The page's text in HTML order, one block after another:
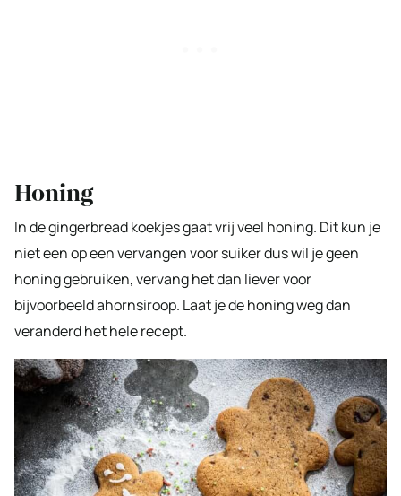
Honing
In de gingerbread koekjes gaat vrij veel honing. Dit kun je
niet een op een vervangen voor suiker dus wil je geen
honing gebruiken, vervang het dan liever voor
bijvoorbeeld ahornsiroop. Laat je de honing weg dan
veranderd het hele recept.